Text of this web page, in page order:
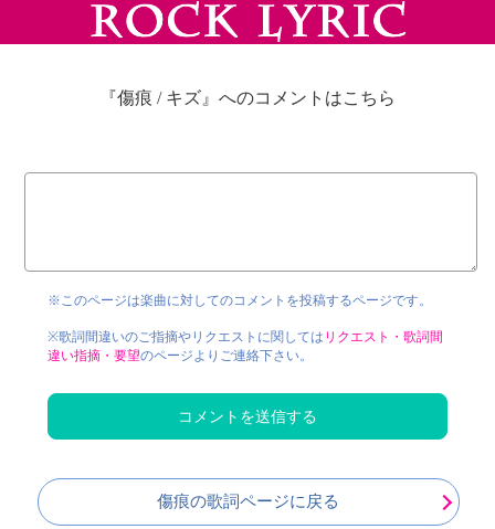
『傷痕 / キズ』へのコメントはこちら
※このページは楽曲に対してのコメントを投稿するページです。
※歌詞間違いのご指摘やリクエストに関しては リクエスト・歌詞間
違い指摘・要望のページよりご連絡下さい。
コメントを送信する
傷痕の歌詞ページに戻る